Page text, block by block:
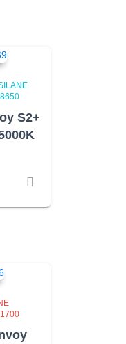
S2+